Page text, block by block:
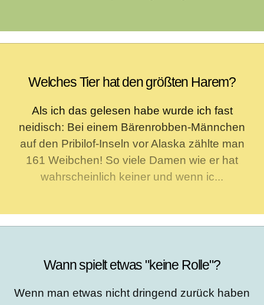
Welches Tier hat den größten Harem?
Als ich das gelesen habe wurde ich fast
neidisch: Bei einem Bärenrobben-Männchen
auf den Pribilof-Inseln vor Alaska zählte man
161 Weibchen! So viele Damen wie er hat
wahrscheinlich keiner und wenn ic...
Wann spielt etwas "keine Rolle"?
Wenn man etwas nicht dringend zurück haben